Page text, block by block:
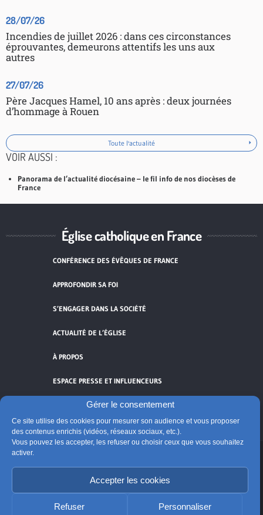
Gérer le consentement
Ce site utilise des cookies pour mesurer son audience et vous proposer
des contenus enrichis (vidéos, réseaux sociaux, etc.).
Vous pouvez les accepter, les refuser ou choisir ceux que vous souhaitez
activer.
Accepter les cookies
Refuser Personnaliser
28/07/26
Incendies de juillet 2026 : dans ces circonstances
éprouvantes, demeurons attentifs les uns aux
autres
27/07/26
Père Jacques Hamel, 10 ans après : deux journées
d’hommage à Rouen
Toute l'actualité
VOIR AUSSI :
Panorama de l’actualité diocésaine – le fil info de nos diocèses de
France
Église catholique en France
CONFÉRENCE DES ÉVÊQUES DE FRANCE
APPROFONDIR SA FOI
S’ENGAGER DANS LA SOCIÉTÉ
ACTUALITÉ DE L’ÉGLISE
À PROPOS
ESPACE PRESSE ET INFLUENCEURS
Cliquez pour accepter les cookies de
vidéos et réseaux sociaux et activer ce
contenu.
Édité par la Conférence des évêques de France